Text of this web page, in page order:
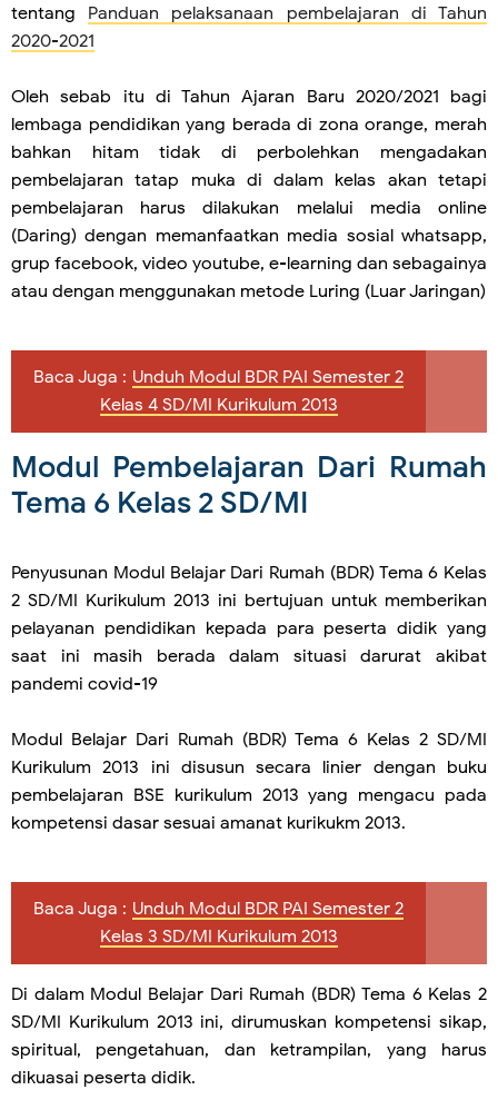
tentang Panduan pelaksanaan pembelajaran di Tahun
2020-2021
Oleh sebab itu di Tahun Ajaran Baru 2020/2021 bagi
lembaga pendidikan yang berada di zona orange, merah
bahkan hitam tidak di perbolehkan mengadakan
pembelajaran tatap muka di dalam kelas akan tetapi
pembelajaran harus dilakukan melalui media online
(Daring) dengan memanfaatkan media sosial whatsapp,
grup facebook, video youtube, e-learning dan sebagainya
atau dengan menggunakan metode Luring (Luar Jaringan)
Baca Juga : Unduh Modul BDR PAI Semester 2
Kelas 4 SD/MI Kurikulum 2013
Modul Pembelajaran Dari Rumah
Tema 6 Kelas 2 SD/MI
Penyusunan Modul Belajar Dari Rumah (BDR) Tema 6 Kelas
2 SD/MI Kurikulum 2013 ini bertujuan untuk memberikan
pelayanan pendidikan kepada para peserta didik yang
saat ini masih berada dalam situasi darurat akibat
pandemi covid-19
Modul Belajar Dari Rumah (BDR) Tema 6 Kelas 2 SD/MI
Kurikulum 2013 ini disusun secara linier dengan buku
pembelajaran BSE kurikulum 2013 yang mengacu pada
kompetensi dasar sesuai amanat kurikukm 2013.
Baca Juga : Unduh Modul BDR PAI Semester 2
Kelas 3 SD/MI Kurikulum 2013
Di dalam Modul Belajar Dari Rumah (BDR) Tema 6 Kelas 2
SD/MI Kurikulum 2013 ini, dirumuskan kompetensi sikap,
spiritual, pengetahuan, dan ketrampilan, yang harus
dikuasai peserta didik.